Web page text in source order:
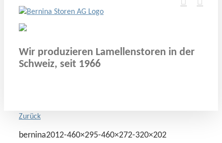
Wir produzieren Lamellenstoren in der
Schweiz, seit 1966
Zurück
bernina2012-460×295-460×272-320×202